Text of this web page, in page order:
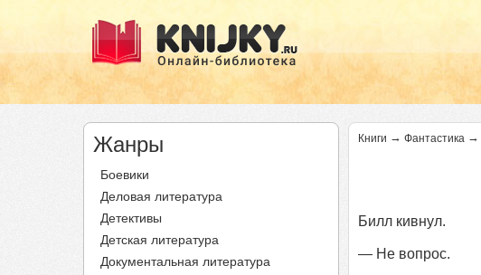
Жанры
Боевики
Деловая литература
Детективы
Детская литература
Документальная литература
Книги → Фантастика →
Билл кивнул.
— Не вопрос.